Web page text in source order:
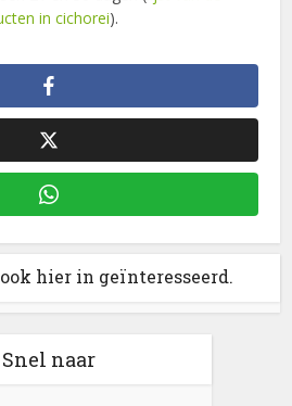
in cichorei).
hier in geïnteresseerd.
Snel naar